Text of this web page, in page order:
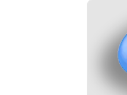
心理諮
案，
獲健康